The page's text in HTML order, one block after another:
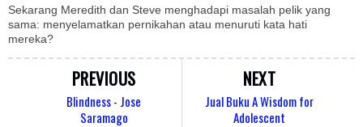
Sekarang Meredith dan Steve menghadapi masalah pelik yang
sama: menyelamatkan pernikahan atau menuruti kata hati
mereka?
NEXT
Jual Buku A Wisdom for
Adolescent
PREVIOUS
Blindness - Jose
Saramago